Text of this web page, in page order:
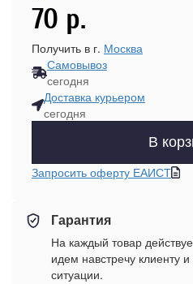
70 р.
Получить в г. Москва
Самовывоз
сегодня
Доставка курьером
сегодня
В
Запросить оферту ЕАИСТ
Гарантия
На каждый товар
идем навстречу клиенту
ситуации.